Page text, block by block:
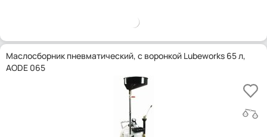
Маслосборник пневматический, с воронкой Lubeworks 65 л,
AODE 065